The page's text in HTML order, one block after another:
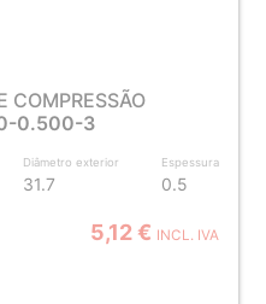
COMPRESSÃO
0.500-3
Diâmetro exterior
31.7
Espessura
0.5
5,12 € INCL. IVA